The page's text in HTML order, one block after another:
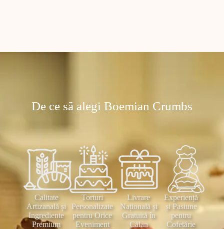
De ce să alegi Boemian Crumbs
Calitate
Artizanală și
Ingrediente
Premium
Torturi
Personalizate
pentru Orice
Eveniment
Livrare
Națională și
Gratuită în
Călan
Experiență
și Pasiune
pentru
Cofetărie